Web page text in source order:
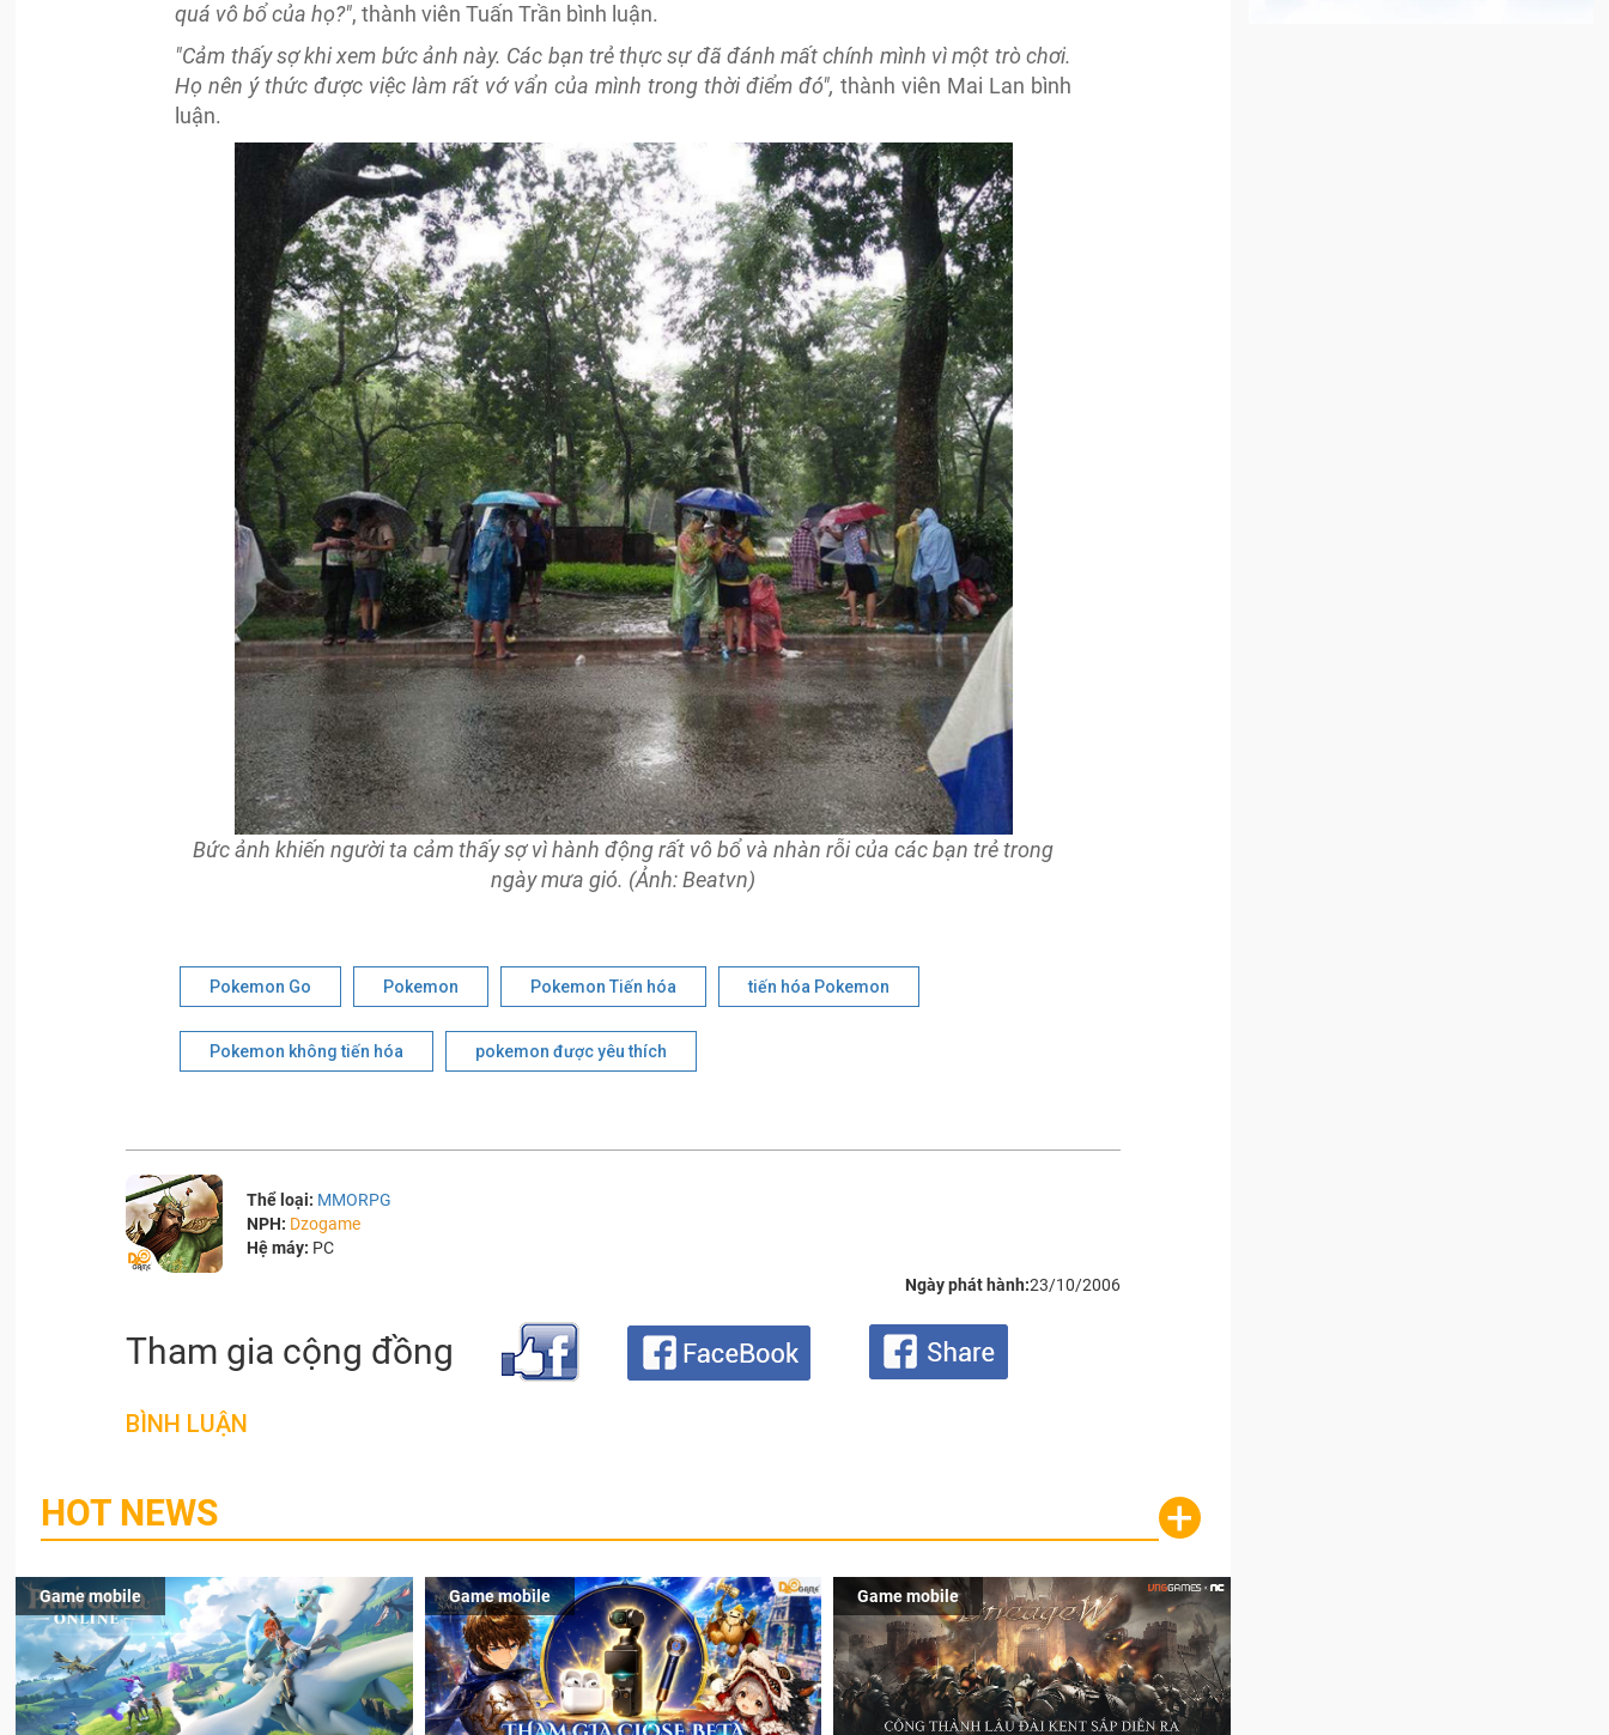
quá vô bổ của họ?", thành viên Tuấn Trần bình luận.
"Cảm thấy sợ khi xem bức ảnh này. Các bạn trẻ thực sự đã đánh mất chính mình vì một trò chơi.
Họ nên ý thức được việc làm rất vớ vẩn của mình trong thời điểm đó", thành viên Mai Lan bình
luận.
Bức ảnh khiến người ta cảm thấy sợ vì hành động rất vô bổ và nhàn rỗi của các bạn trẻ trong
ngày mưa gió. (Ảnh: Beatvn)
Pokemon Go Pokemon Pokemon Tiến hóa tiến hóa Pokemon
Pokemon không tiến hóa pokemon được yêu thích
Thể loại: MMORPG
NPH: Dzogame
Hệ máy: PC
Ngày phát hành:23/10/2006
Tham gia cộng đồng
BÌNH LUẬN
HOT NEWS +
Game mobile Game mobile Game mobile